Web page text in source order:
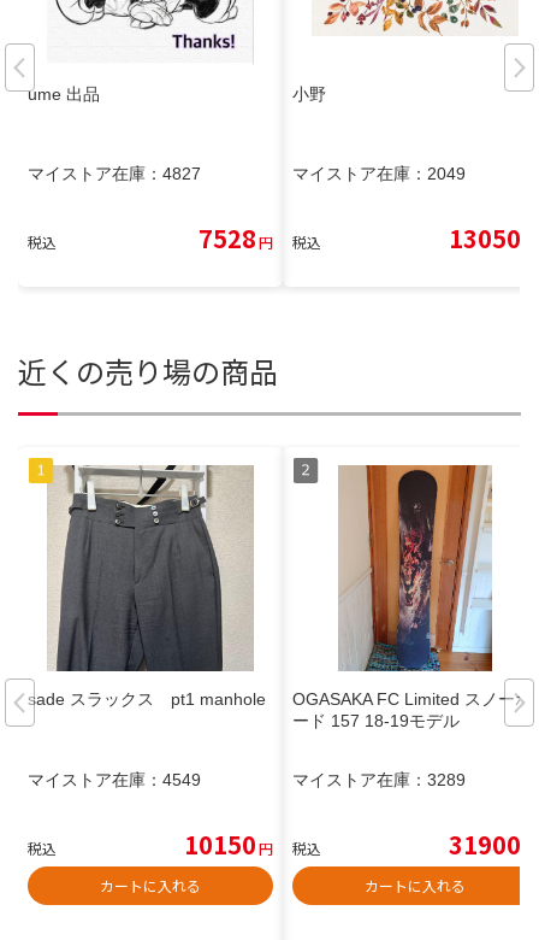
ume 出品
マイストア在庫： 4827
税込 7528円
小野
マイストア在庫： 2049
税込 13050
近くの売り場の商品
sade スラックス pt1 manhole
マイストア在庫： 4549
税込 10150円
カートに入れる
OGASAKA FC Limited スノーボ
ード 157 18-19モデル
マイストア在庫： 3289
税込 31900
カートに入れる